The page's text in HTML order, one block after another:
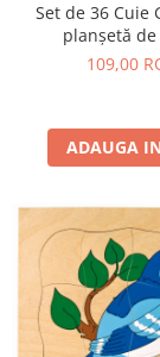
Set de 36 Cuie
planșetă
109,00
ADAUGA